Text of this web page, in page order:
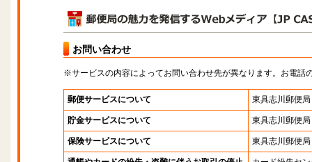
お問い合わせ
※サービスの内容によってお問い合わせ先が異なります。お電話
郵便サービスについて 東具志川郵便局
貯金サービスについて 東具志川郵便局
保険サービスについて 東具志川郵便局